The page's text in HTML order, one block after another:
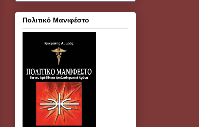
Πολιτικό Μανιφέστο